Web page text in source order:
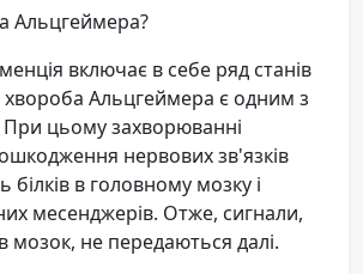
Альцгеймера?
включає в себе ряд станів
хвороба Альцгеймера є одним з
При цьому захворюванні
нервових зв'язків
білків в головному мозку і
месенджерів. Отже, сигнали,
мозок, не передаються далі.